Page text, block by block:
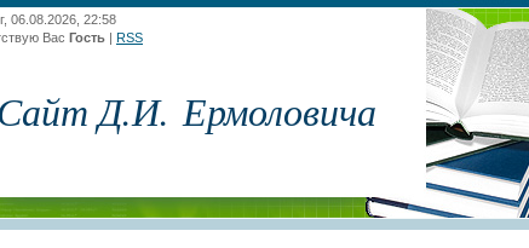
06.08.2026, 22:58
Вас Гость | RSS
Д.И. Ермоловича